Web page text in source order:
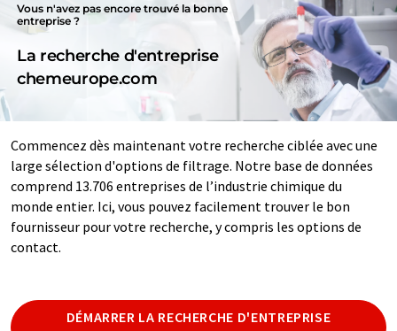
Vous n'avez pas encore trouvé la bonne
entreprise ?
La recherche d'entreprise
chemeurope.com
Commencez dès maintenant votre recherche ciblée avec une
large sélection d'options de filtrage. Notre base de données
comprend 13.706 entreprises de l’industrie chimique du
monde entier. Ici, vous pouvez facilement trouver le bon
fournisseur pour votre recherche, y compris les options de
contact.
DÉMARRER LA RECHERCHE D'ENTREPRISE